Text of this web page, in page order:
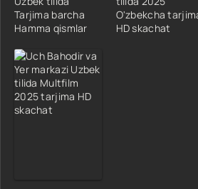
Tarjima barcha
Hamma qismlar
O'zbekcha
HD skachat